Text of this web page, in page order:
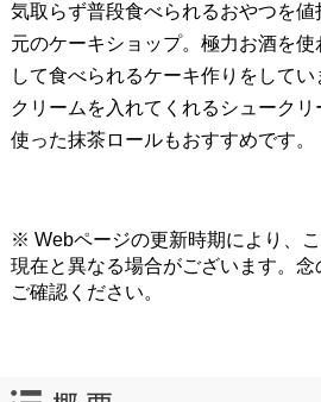
気取らず普段食べられるおやつを
元のケーキショップ。極力お酒を
して食べられるケーキ作りをして
クリームを入れてくれるシューク
使った抹茶ロールもおすすめです。
※ Webページの更新時期により、
現在と異なる場合がございます。
ご確認ください。